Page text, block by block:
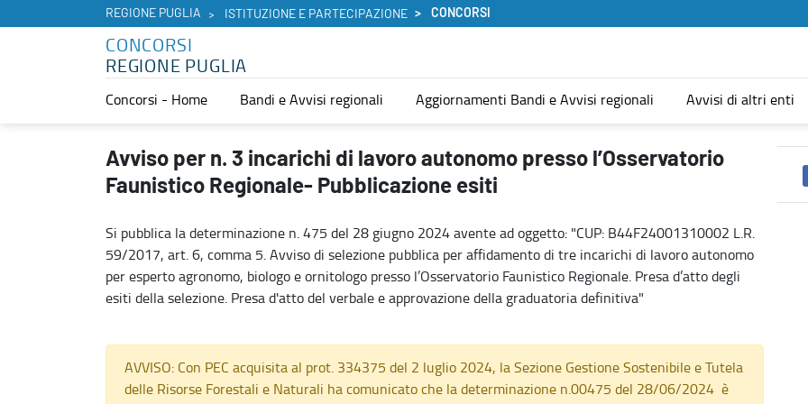
REGIONE PUGLIA ISTITUZIONE E PARTECIPAZIONE CONCORSI
CONCORSI
REGIONE PUGLIA
Concorsi - Home Bandi e Avvisi regionali Aggiornamenti Bandi e Avvisi regionali Avvisi di altri enti
Avviso per n. 3 incarichi di lavoro autonomo presso l’Osservatorio Faunistico Regionale- Pubblicazione esiti - Concorsi
Avviso per n. 3 incarichi di lavoro autonomo presso l’Osservatorio
Faunistico Regionale- Pubblicazione esiti
Si pubblica la determinazione n. 475 del 28 giugno 2024 avente ad oggetto: "CUP: B44F24001310002 L.R.
59/2017, art. 6, comma 5. Avviso di selezione pubblica per affidamento di tre incarichi di lavoro autonomo
per esperto agronomo, biologo e ornitologo presso l’Osservatorio Faunistico Regionale. Presa d’atto degli
esiti della selezione. Presa d'atto del verbale e approvazione della graduatoria definitiva"
AVVISO: Con PEC acquisita al prot. 334375 del 2 luglio 2024, la Sezione Gestione Sostenibile e Tutela
delle Risorse Forestali e Naturali ha comunicato che la determinazione n.00475 del 28/06/2024 è